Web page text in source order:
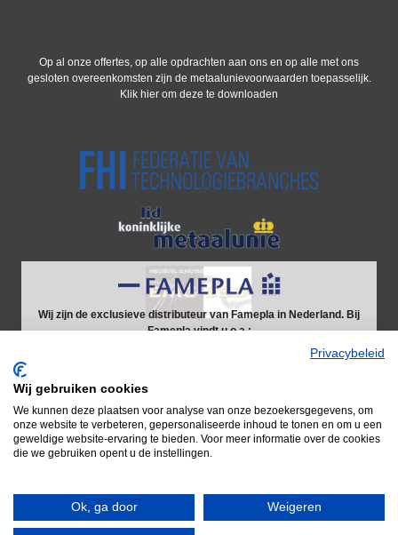
Op al onze offertes, op alle opdrachten aan ons en op alle met ons
gesloten overeenkomsten zijn de metaalunievoorwaarden toepasselijk.
Klik hier om deze te downloaden
Wij zijn de exclusieve distributeur van Famepla in Nederland. Bij
Famepla vindt u o.a.:
Door naar Famepla
© 2026 Adiform B.V.
Privacybeleid
Wij gebruiken cookies
We kunnen deze plaatsen voor analyse van onze bezoekersgegevens, om
onze website te verbeteren, gepersonaliseerde inhoud te tonen en om u een
geweldige website-ervaring te bieden. Voor meer informatie over de cookies
die we gebruiken opent u de instellingen.
Ok, ga door Weigeren